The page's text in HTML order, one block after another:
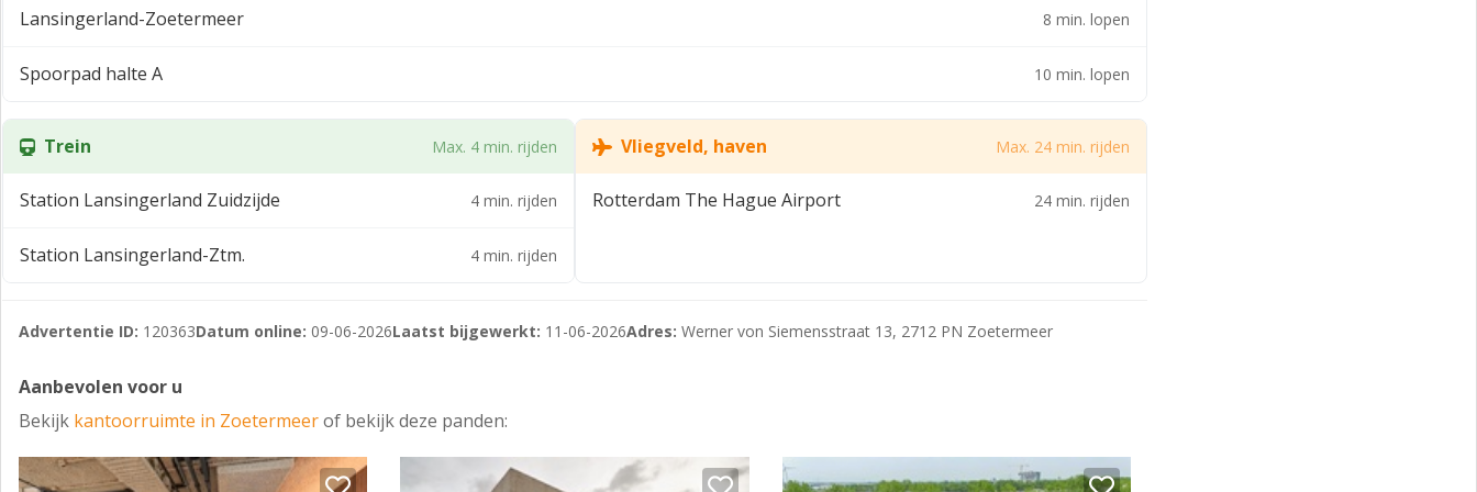
Door de realisatie van het station zijn verschillende transportmogelijkheden (trein, RandstadRail en bus) rechtstreeks verbonden met de
Gemeente : Zegwaard
Nummer : 2566 (gedeeltelijk)
Bouwjaar: 1990
De bestemming van de Werner von Siemensstraat 13 (B2) is "bedrijventerrein".
Enkelbestemming : bedrijventerrein
Lansingerland-Zoetermeer 8 min. lopen
Spoorpad halte A 10 min. lopen
Trein Max. 4 min. rijden
Station Lansingerland Zuidzijde 4 min. rijden
Station Lansingerland-Ztm. 4 min. rijden
Vliegveld, haven Max. 24 min. rijden
Rotterdam The Hague Airport 24 min. rijden
Advertentie ID: 120363Datum online: 09-06-2026Laatst bijgewerkt: 11-06-2026Adres: Werner von Siemensstraat 13, 2712 PN Zoetermeer
Aanbevolen voor u
Bekijk kantoorruimte in Zoetermeerof bekijk deze panden: